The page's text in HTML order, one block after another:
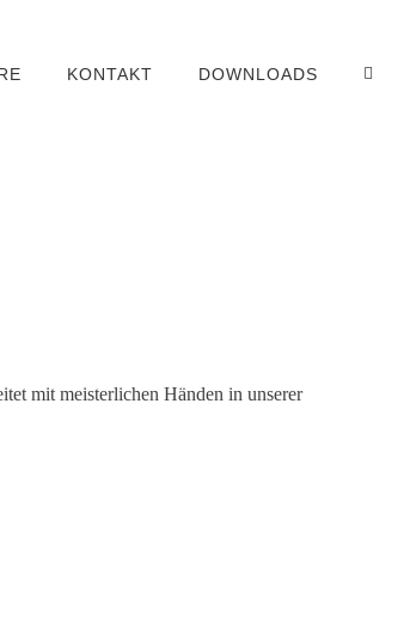
KONTAKT DOWNLOADS
mit meisterlichen Händen in unserer